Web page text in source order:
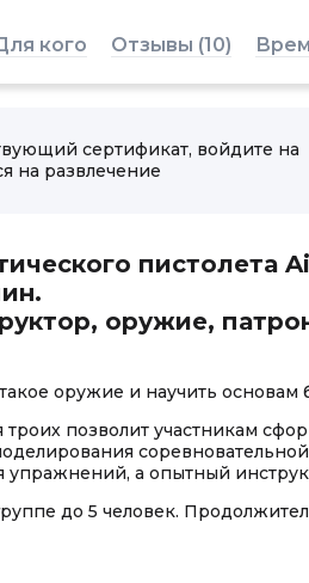
кого Отзывы (10)
сертификат, войдите на
на развлечение
пистолета
оружие,
такое оружие и научить
позволит участникам
упражнений, а опытный
до 5 человек.